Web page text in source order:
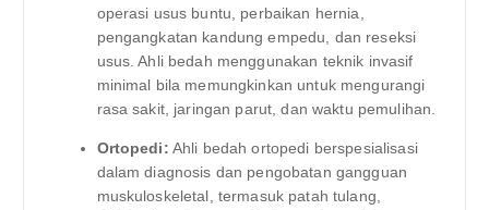
operasi usus buntu, perbaikan hernia,
pengangkatan kandung empedu, dan reseksi
usus. Ahli bedah menggunakan teknik invasif
minimal bila memungkinkan untuk mengurangi
rasa sakit, jaringan parut, dan waktu pemulihan.
Ortopedi: Ahli bedah ortopedi berspesialisasi
dalam diagnosis dan pengobatan gangguan
muskuloskeletal, termasuk patah tulang,